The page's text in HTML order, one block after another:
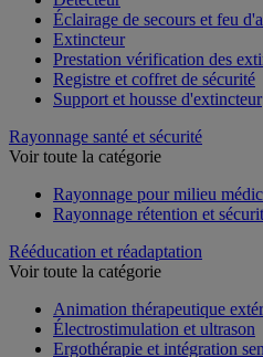
Éclairage de secours et feu
Extincteur
Prestation vérification des
Registre et coffret de sécurité
Support et housse d'extincteur
Rayonnage santé et sécurité
Voir toute la catégorie
Rayonnage pour milieu
Rayonnage rétention et
Rééducation et réadaptation
Voir toute la catégorie
Animation thérapeutique
Électrostimulation et ultrason
Ergothérapie et intégration